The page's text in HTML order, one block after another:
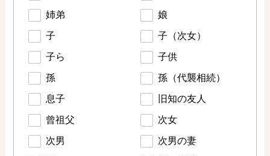
姉弟 娘
子 子（次女）
子ら 子供
孫 孫（代襲相続）
息子 旧知の友人
曾祖父 次女
次男 次男の妻